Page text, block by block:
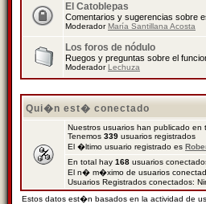
El Catoblepas
Comentarios y sugerencias sobre
ModeradorMaría Santillana Acosta
Los foros de nódulo
Ruegos y preguntas sobre el
ModeradorLechuza
Qui�n est� conectado
Nuestros usuarios han publicado en
Tenemos 339 usuarios registrados
El �ltimo usuario registrado es
En total hay 168 usuarios
El n� m�ximo de usuarios
Usuarios Registrados conectados:
Estos datos est�n basados en la actividad de